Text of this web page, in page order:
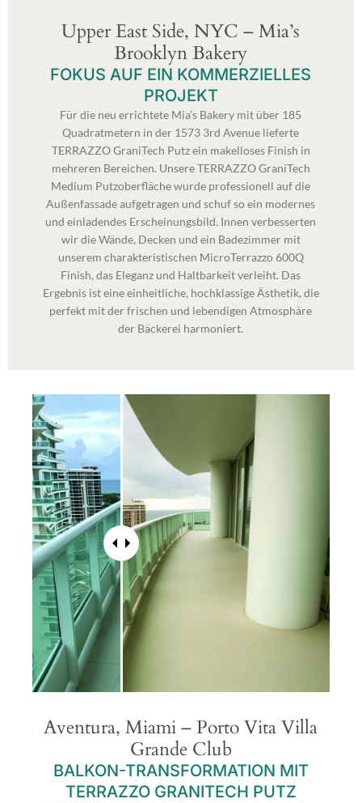
Upper East Side, NYC – Mia’s
Brooklyn Bakery
FOKUS AUF EIN KOMMERZIELLES
PROJEKT
Für die neu errichtete Mia’s Bakery mit über 185
Quadratmetern in der 1573 3rd Avenue lieferte
TERRAZZO GraniTech Putz ein makelloses Finish in
mehreren Bereichen. Unsere TERRAZZO GraniTech
Medium Putzoberfläche wurde professionell auf die
Außenfassade aufgetragen und schuf so ein modernes
und einladendes Erscheinungsbild. Innen verbesserten
wir die Wände, Decken und ein Badezimmer mit
unserem charakteristischen MicroTerrazzo 600Q
Finish, das Eleganz und Haltbarkeit verleiht. Das
Ergebnis ist eine einheitliche, hochklassige Ästhetik, die
perfekt mit der frischen und lebendigen Atmosphäre
der Bäckerei harmoniert.
Aventura, Miami – Porto Vita Villa
Grande Club
BALKON-TRANSFORMATION MIT
TERRAZZO GRANITECH PUTZ